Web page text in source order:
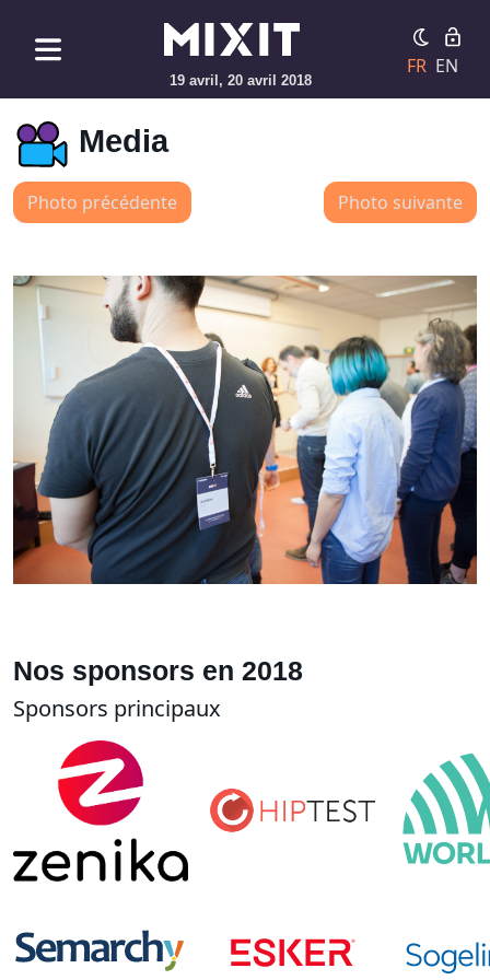
19 avril, 20 avril 2018
FR EN
Media
Photo précédente Photo suivante
Nos sponsors en 2018
Sponsors principaux